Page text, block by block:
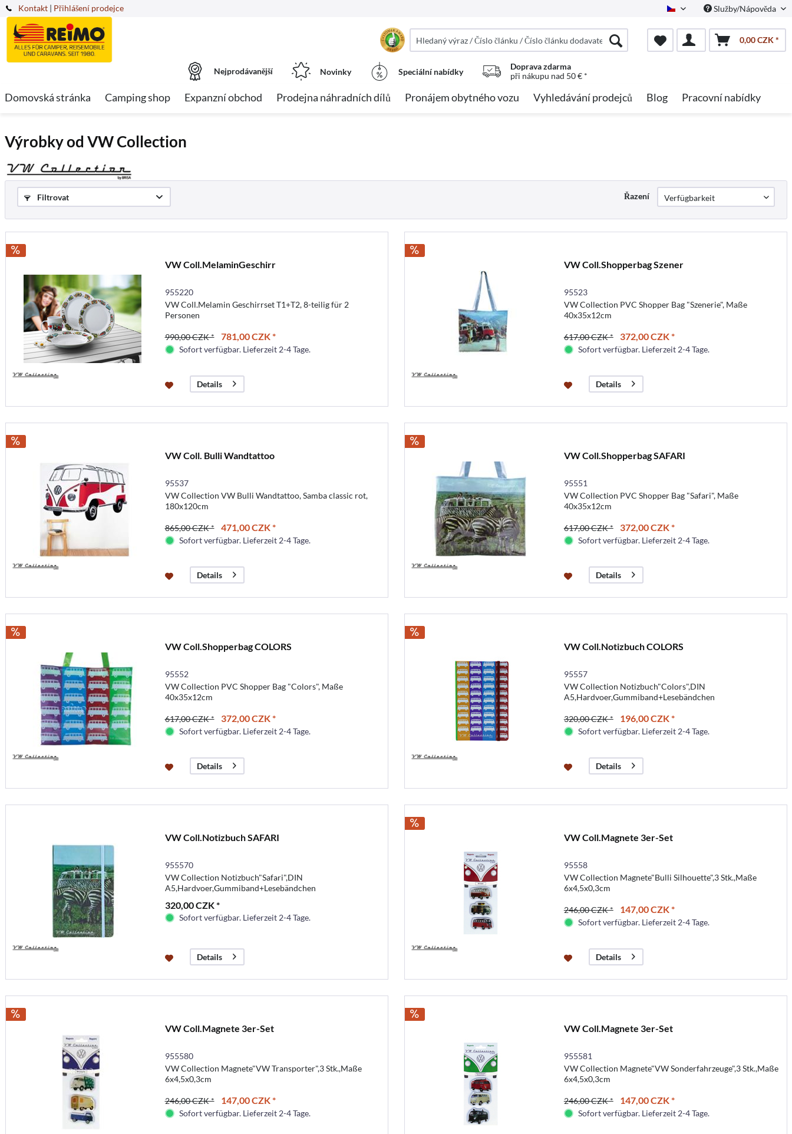
Kontakt Czech Služby/Nápověda
| Přihlášení prodejce
0,00 CZK *
Nejprodávanější Novinky Speciální nabídky
Doprava zdarma
při nákupu nad 50 € *
Domovská stránka Camping shop Expanzní obchod Prodejna náhradních dílů Pronájem obytného vozu Vyhledávání prodejců Blog Pracovní nabídky
Výrobky od VW Collection
Filtrovat Řazení
VW Coll.MelaminGeschirr
955220
VW Coll.Melamin Geschirrset T1+T2, 8-teilig für 2
Personen
990,00 CZK * 781,00 CZK *
Sofort verfügbar. Lieferzeit 2-4 Tage.
Details
VW Coll.Shopperbag Szener
95523
VW Collection PVC Shopper Bag "Szenerie", Maße
40x35x12cm
617,00 CZK * 372,00 CZK *
Sofort verfügbar. Lieferzeit 2-4 Tage.
Details
VW Coll. Bulli Wandtattoo
95537
VW Collection VW Bulli Wandtattoo, Samba classic rot,
180x120cm
865,00 CZK * 471,00 CZK *
Sofort verfügbar. Lieferzeit 2-4 Tage.
Details
VW Coll.Shopperbag SAFARI
95551
VW Collection PVC Shopper Bag "Safari", Maße
40x35x12cm
617,00 CZK * 372,00 CZK *
Sofort verfügbar. Lieferzeit 2-4 Tage.
Details
VW Coll.Shopperbag COLORS
95552
VW Collection PVC Shopper Bag "Colors", Maße
40x35x12cm
617,00 CZK * 372,00 CZK *
Sofort verfügbar. Lieferzeit 2-4 Tage.
Details
VW Coll.Notizbuch COLORS
95557
VW Collection Notizbuch"Colors",DIN
A5,Hardvoer,Gummiband+Lesebändchen
320,00 CZK * 196,00 CZK *
Sofort verfügbar. Lieferzeit 2-4 Tage.
Details
VW Coll.Notizbuch SAFARI
955570
VW Collection Notizbuch"Safari",DIN
A5,Hardvoer,Gummiband+Lesebändchen
320,00 CZK *
Sofort verfügbar. Lieferzeit 2-4 Tage.
Details
VW Coll.Magnete 3er-Set
95558
VW Collection Magnete"Bulli Silhouette",3 Stk.,Maße
6x4,5x0,3cm
246,00 CZK * 147,00 CZK *
Sofort verfügbar. Lieferzeit 2-4 Tage.
Details
VW Coll.Magnete 3er-Set
955580
VW Collection Magnete"VW Transporter",3 Stk.,Maße
6x4,5x0,3cm
246,00 CZK * 147,00 CZK *
Sofort verfügbar. Lieferzeit 2-4 Tage.
VW Coll.Magnete 3er-Set
955581
VW Collection Magnete"VW Sonderfahrzeuge",3 Stk.,Maße
6x4,5x0,3cm
246,00 CZK * 147,00 CZK *
Sofort verfügbar. Lieferzeit 2-4 Tage.